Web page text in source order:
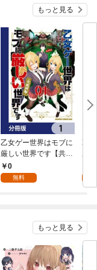
もっと見る
乙女ゲー世界はモブに
厳しい世界です【共和
国編】【分冊版】 1
0
無料
乙
もっと見る